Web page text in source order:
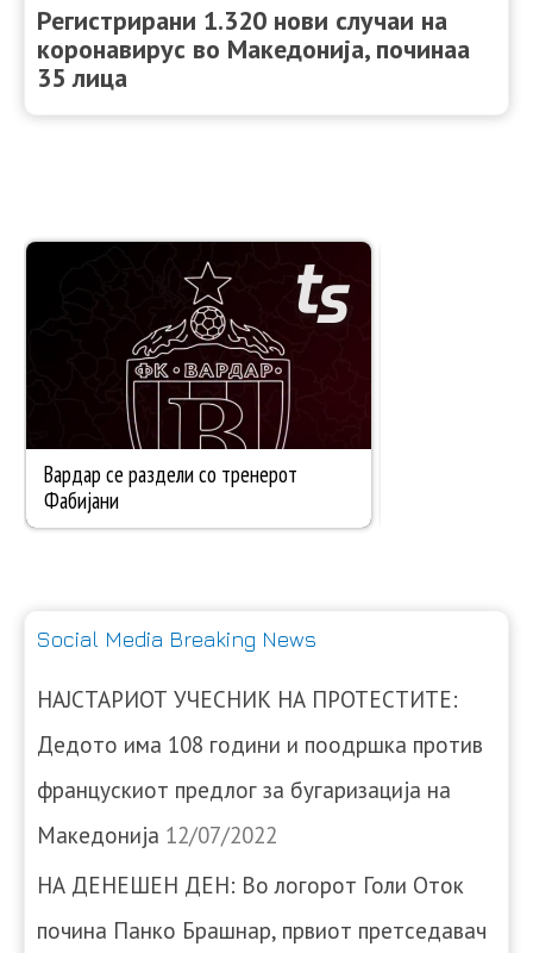
Регистрирани 1.320 нови случаи на
коронавирус во Македонија, починаа
35 лица
Social Media Breaking News
НАЈСТАРИОТ УЧЕСНИК НА ПРОТЕСТИТЕ:
Дедото има 108 години и поодршка против
францускиот предлог за бугаризација на
Македонија 12/07/2022
НА ДЕНЕШЕН ДЕН: Во логорот Голи Оток
почина Панко Брашнар, првиот претседавач